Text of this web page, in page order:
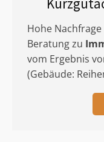
Hohe Nachfrage
Beratung zu
vom Ergebnis
(Gebäude: